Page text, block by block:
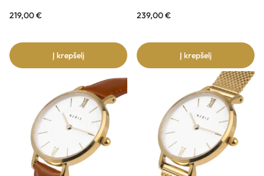
219,00€
Į krepšelį
239,00€
Į krepšelį